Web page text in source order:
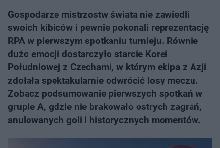
Gospodarze mistrzostw świata nie zawiedli
swoich kibiców i pewnie pokonali reprezentację
RPA w pierwszym spotkaniu turnieju. Równie
dużo emocji dostarczyło starcie Korei
Południowej z Czechami, w którym ekipa z Azji
zdołała spektakularnie odwrócić losy meczu.
Zobacz podsumowanie pierwszych spotkań w
grupie A, gdzie nie brakowało ostrych zagrań,
anulowanych goli i historycznych momentów.